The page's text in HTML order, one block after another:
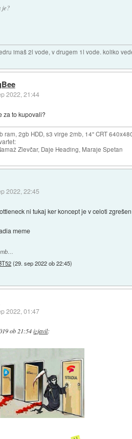
je?
imaš 2l vode, v drugem 1l vode. koliko
2022, 21:44
za to kupovali?
ram, 2gb HDD, s3 virge 2mb, 14" CRT
Zlevčar, Daje Heading, Maraje Spetan
2022, 22:45
ni tukaj ker koncept je v celoti
meme
(29. sep 2022 ob 22:45)
2022, 01:47
ob 21:54 izjavil: